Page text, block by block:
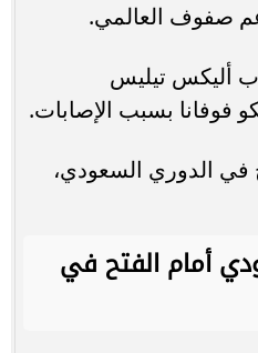
صفوف العالمي.
أليكس تيليس
فوفانا بسبب الإصابات.
في الدوري السعودي،
أمام الفتح في